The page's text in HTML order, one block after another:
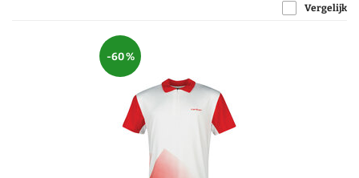
Vergelijk
-60 %